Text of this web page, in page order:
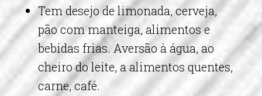
Tem desejo de limonada, cerveja,
pão com manteiga, alimentos e
bebidas frias. Aversão à água, ao
cheiro do leite, a alimentos quentes,
carne, café.